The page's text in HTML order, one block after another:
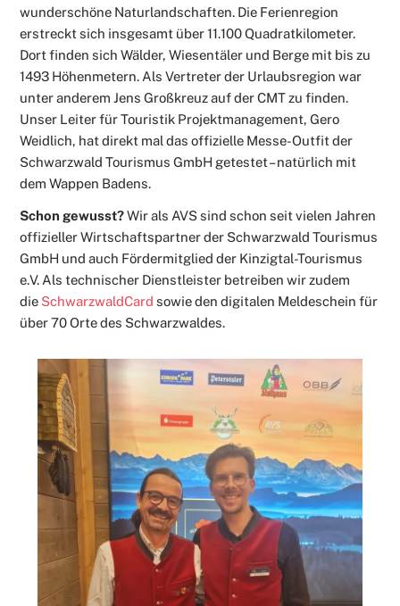
wunderschöne Naturlandschaften. Die Ferienregion
erstreckt sich insgesamt über 11.100 Quadratkilometer.
Dort finden sich Wälder, Wiesentäler und Berge mit bis zu
1493 Höhenmetern. Als Vertreter der Urlaubsregion war
unter anderem Jens Großkreuz auf der CMT zu finden.
Unser Leiter für Touristik Projektmanagement, Gero
Weidlich, hat direkt mal das offizielle Messe-Outfit der
Schwarzwald Tourismus GmbH getestet – natürlich mit
dem Wappen Badens.
Schon gewusst?Wir als AVS sind schon seit vielen Jahren
offizieller Wirtschaftspartner der Schwarzwald Tourismus
GmbH und auch Fördermitglied der Kinzigtal-Tourismus
e.V. Als technischer Dienstleister betreiben wir zudem
die SchwarzwaldCard sowie den digitalen Meldeschein für
über 70 Orte des Schwarzwaldes.